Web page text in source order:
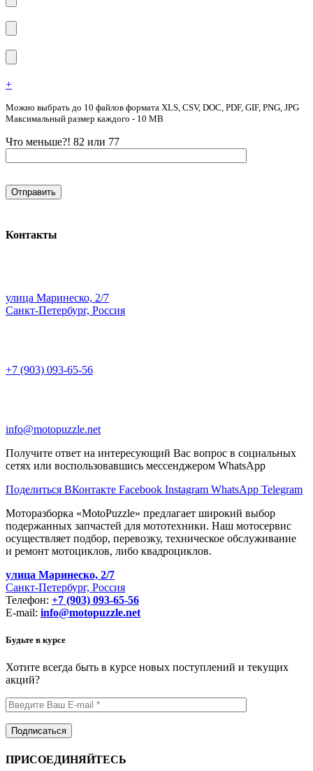
+
Можно выбрать до 10 файлов формата XLS, CSV, DOC, PDF, GIF, PNG, JPG
Максимальный размер каждого - 10 MB
Что меньше?! 82 или 77
Контакты
улица Маринеско, 2/7
Санкт-Петербург, Россия
+7 (903) 093-65-56
info@motopuzzle.net
Получите ответ на интересующий Вас вопрос в социальных
сетях или воспользовавшись мессенджером WhatsApp
Поделиться ВКонтакте Facebook Instagram WhatsApp Telegram
Моторазборка «MotoPuzzle» предлагает широкий выбор
подержанных запчастей для мототехники. Наш мотосервис
осуществляет подбор, перевозку, техническое обслуживание
и ремонт мотоциклов, либо квадроциклов.
улица Маринеско, 2/7
Санкт-Петербург, Россия
Телефон: +7 (903) 093-65-56
E-mail: info@motopuzzle.net
Будьте в курсе
Хотите всегда быть в курсе новых поступлений и текущих
акций?
ПРИСОЕДИНЯЙТЕСЬ